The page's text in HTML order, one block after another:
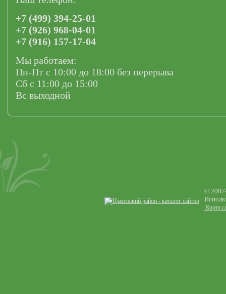
+7 (499) 394-25-01
+7 (926) 968-04-01
+7 (916) 157-17-04
Мы работаем:
Пн-Пт с 10:00 до 18:00 без перерыва
Сб с 11:00 до 15:00
Вс выходной
©
Карта